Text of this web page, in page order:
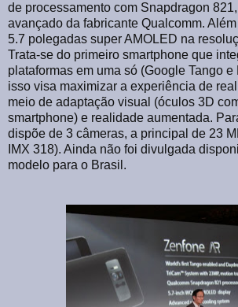
de processamento com Snapdragon
avançado da fabricante Qualcomm.
5.7 polegadas super AMOLED na
Trata-se do primeiro smartphone que
plataformas em uma só (Google Tango e
isso visa maximizar a experiência de
meio de adaptação visual (óculos 3D
smartphone) e realidade aumentada.
dispõe de 3 câmeras, a principal de 23
IMX 318). Ainda não foi divulgada
modelo para o Brasil.